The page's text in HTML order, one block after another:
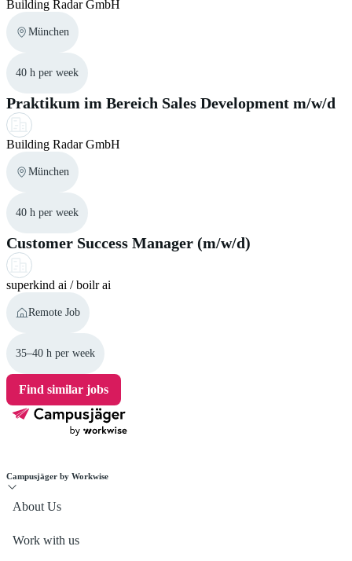
Building Radar GmbH
München
40 h per week
Praktikum im Bereich Sales Development m/w/d
Building Radar GmbH
München
40 h per week
Customer Success Manager (m/w/d)
superkind ai / boilr ai
Remote Job
35–40 h per week
Find similar jobs
Campusjäger by Workwise
About Us
Work with us